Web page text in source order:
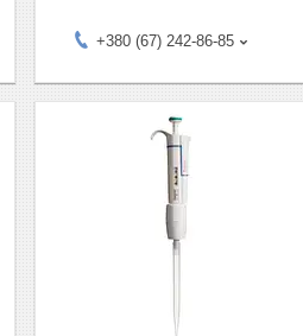
+380 (67) 242-86-85